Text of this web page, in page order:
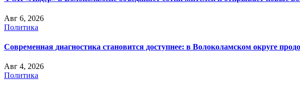
Авг 6, 2026
Политика
Современная диагностика становится доступнее: в Волоколамском округе
Авг 4, 2026
Политика